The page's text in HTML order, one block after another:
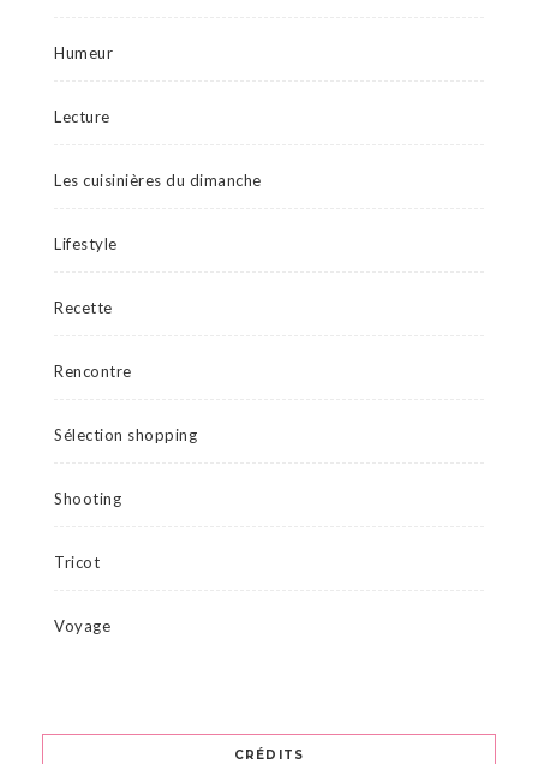
Humeur
Lecture
Les cuisinières du dimanche
Lifestyle
Recette
Rencontre
Sélection shopping
Shooting
Tricot
Voyage
CRÉDITS